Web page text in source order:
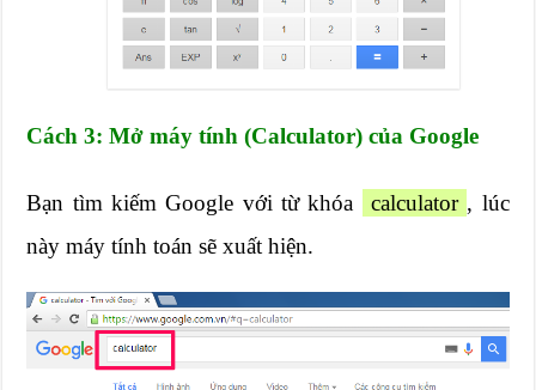
Cách 3: Mở máy tính (Calculator) của Google
Bạn tìm kiếm Google với từ khóa calculator , lúc
này máy tính toán sẽ xuất hiện.